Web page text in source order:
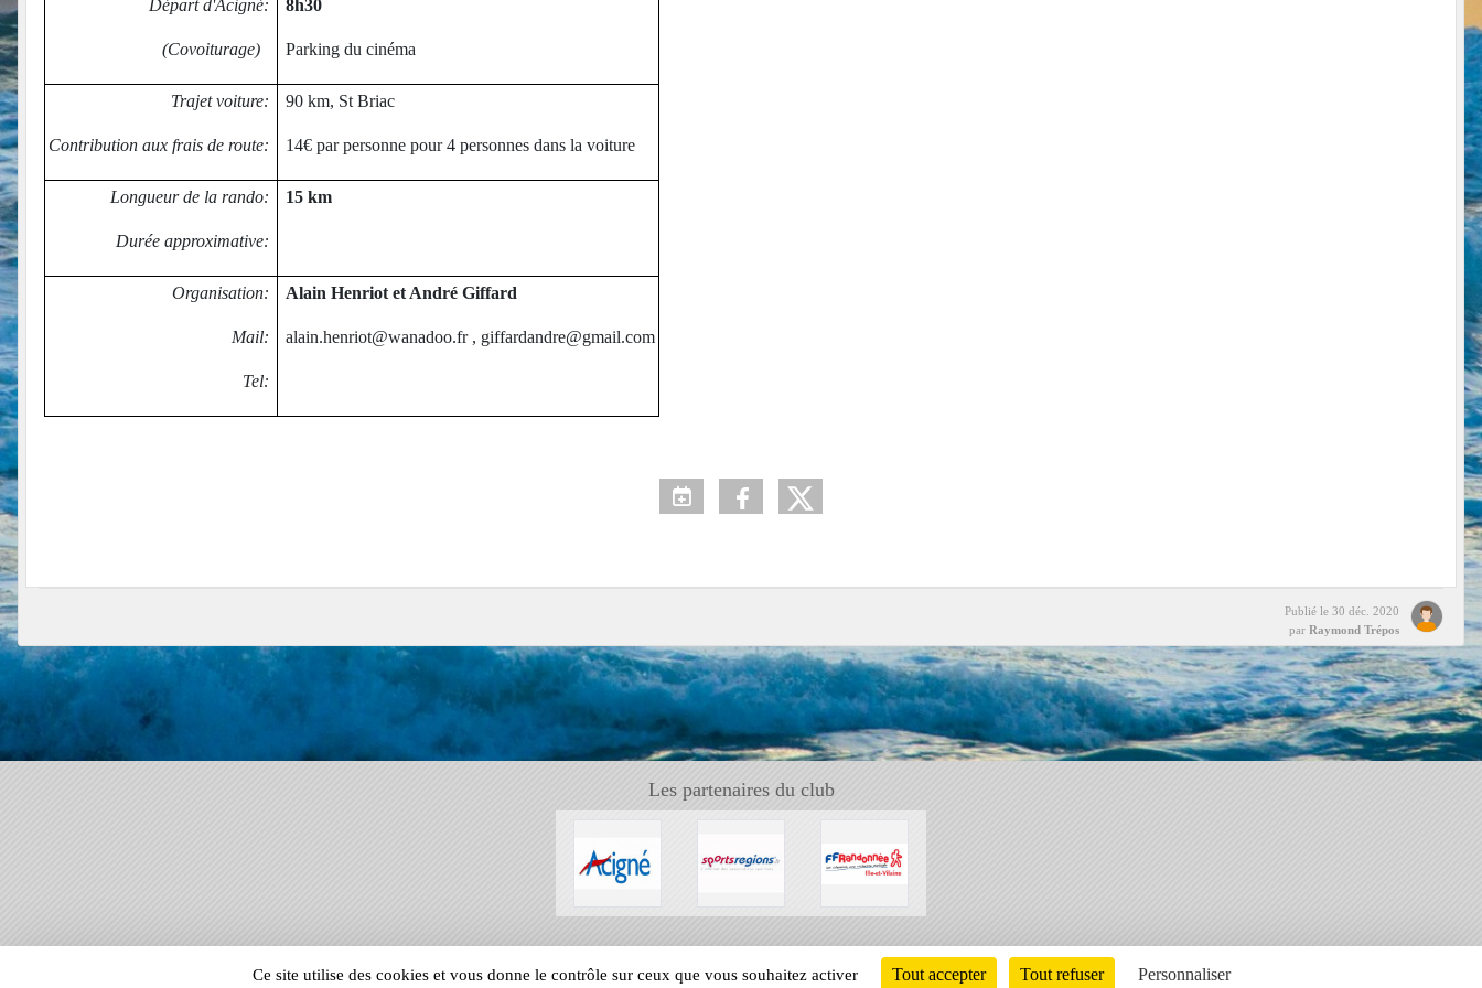
Départ d'Acigné:
(Covoiturage)
8h30
Parking du cinéma
Trajet voiture:
Contribution aux frais de route:
90 km, St Briac
14€ par personne pour 4 personnes dans la voiture
Longueur de la rando:
Durée approximative:
15 km
Organisation:
Mail:
Tel:
Alain Henriot et André Giffard
alain.henriot@wanadoo.fr , giffardandre@gmail.com
Publié le 30 déc. 2020
par Raymond Trépos
Les partenaires du club
REGIONS Charte cookies
Gestion des cookies
Ce site utilise des cookies et vous donne le contrôle sur ceux que vous souhaitez activer Tout accepter Tout refuser Personnaliser